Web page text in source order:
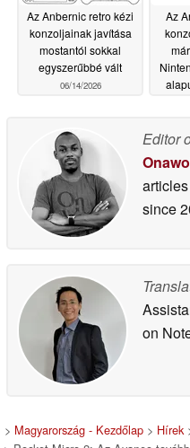
Az Anbernic retro kézi
konzoljainak javítása
mostantól sokkal
egyszerűbbé vált
06/14/2026
Az
Editor
since
on
> Magyarország - Kezdőlap > Hírek